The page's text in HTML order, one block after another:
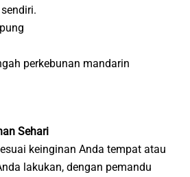
perkebunan mandarin
Sehari
keinginan Anda tempat atau
lakukan, dengan pemandu